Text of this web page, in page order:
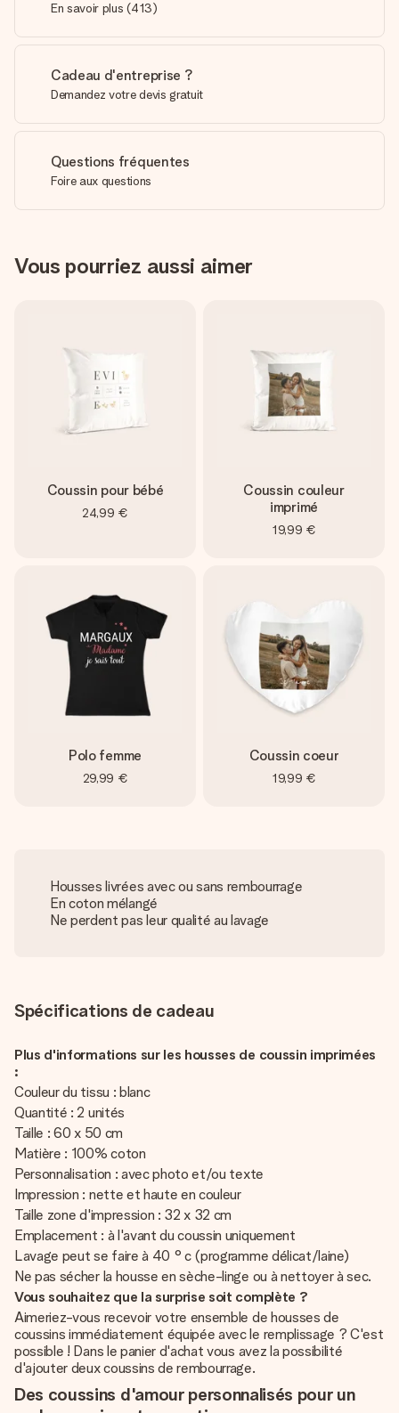
En savoir plus (413)
Cadeau d'entreprise ?
Demandez votre devis gratuit
Questions fréquentes
Foire aux questions
Vous pourriez aussi aimer
Coussin pour bébé
24,99 €
Coussin couleur
imprimé
19,99 €
Polo femme
29,99 €
Coussin coeur
19,99 €
Housses livrées avec ou sans rembourrage
En coton mélangé
Ne perdent pas leur qualité au lavage
Spécifications de cadeau
Plus d'informations sur les housses de coussin imprimées
:
Couleur du tissu : blanc
Quantité : 2 unités
Taille : 60 x 50 cm
Matière : 100% coton
Personnalisation : avec photo et/ou texte
Impression : nette et haute en couleur
Taille zone d'impression : 32 x 32 cm
Emplacement : à l'avant du coussin uniquement
Lavage peut se faire à 40 ° c (programme délicat/laine)
Ne pas sécher la housse en sèche-linge ou à nettoyer à sec.
Vous souhaitez que la surprise soit complète ?
Aimeriez-vous recevoir votre ensemble de housses de
coussins immédiatement équipée avec le remplissage ? C'est
possible ! Dans le panier d'achat vous avez la possibilité
d'ajouter deux coussins de rembourrage.
Des coussins d'amour personnalisés pour un